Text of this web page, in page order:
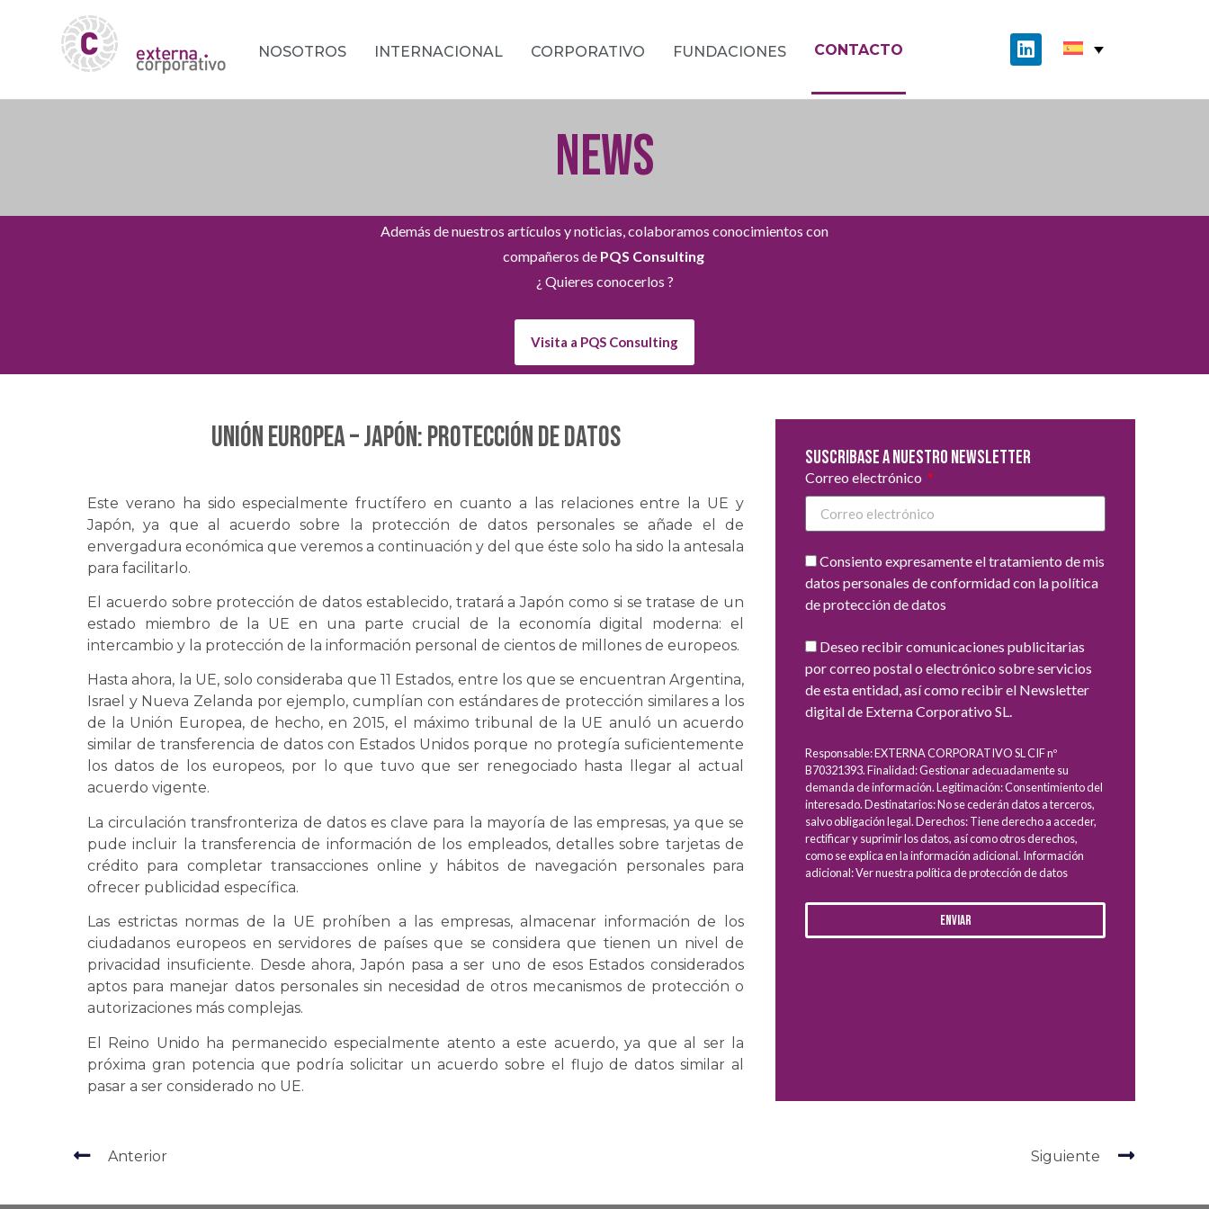
NOSOTROS INTERNACIONAL CORPORATIVO FUNDACIONES CONTACTO
NEWS
Además de nuestros artículos y noticias, colaboramos conocimientos con
compañeros de PQS Consulting
¿ Quieres conocerlos ?
Visita a PQS Consulting
UNIÓN EUROPEA – JAPÓN: Protección de datos
Este verano ha sido especialmente fructífero en cuanto a las relaciones entre la UE y
Japón, ya que al acuerdo sobre la protección de datos personales se añade el de
envergadura económica que veremos a continuación y del que éste solo ha sido la antesala
para facilitarlo.
El acuerdo sobre protección de datos establecido, tratará a Japón como si se tratase de un
estado miembro de la UE en una parte crucial de la economía digital moderna: el
intercambio y la protección de la información personal de cientos de millones de europeos.
Hasta ahora, la UE, solo consideraba que 11 Estados, entre los que se encuentran Argentina,
Israel y Nueva Zelanda por ejemplo, cumplían con estándares de protección similares a los
de la Unión Europea, de hecho, en 2015, el máximo tribunal de la UE anuló un acuerdo
similar de transferencia de datos con Estados Unidos porque no protegía suficientemente
los datos de los europeos, por lo que tuvo que ser renegociado hasta llegar al actual
acuerdo vigente.
La circulación transfronteriza de datos es clave para la mayoría de las empresas, ya que se
pude incluir la transferencia de información de los empleados, detalles sobre tarjetas de
crédito para completar transacciones online y hábitos de navegación personales para
ofrecer publicidad específica.
Las estrictas normas de la UE prohíben a las empresas, almacenar información de los
ciudadanos europeos en servidores de países que se considera que tienen un nivel de
privacidad insuficiente. Desde ahora, Japón pasa a ser uno de esos Estados considerados
aptos para manejar datos personales sin necesidad de otros mecanismos de protección o
autorizaciones más complejas.
El Reino Unido ha permanecido especialmente atento a este acuerdo, ya que al ser la
próxima gran potencia que podría solicitar un acuerdo sobre el flujo de datos similar al
pasar a ser considerado no UE.
Suscribase a nuestro newsletter
Correo electrónico
Consiento expresamente el tratamiento de mis
datos personales de conformidad con la política
de protección de datos
Deseo recibir comunicaciones publicitarias
por correo postal o electrónico sobre servicios
de esta entidad, así como recibir el Newsletter
digital de Externa Corporativo SL.
Responsable: EXTERNA CORPORATIVO SL CIF nº
B70321393. Finalidad: Gestionar adecuadamente su
demanda de información. Legitimación: Consentimiento del
interesado. Destinatarios: No se cederán datos a terceros,
salvo obligación legal. Derechos: Tiene derecho a acceder,
rectificar y suprimir los datos, así como otros derechos,
como se explica en la información adicional. Información
adicional: Ver nuestra política de protección de datos
Enviar
Anterior Siguiente